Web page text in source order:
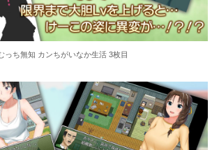
っち無知 カンちがいなか生活 3枚目